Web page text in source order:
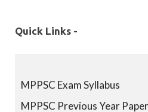
Quick Links -
MPPSC Previous Year Papers